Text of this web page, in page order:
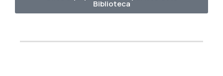
Biblioteca